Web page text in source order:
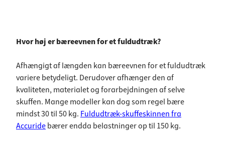
Hvor høj er bæreevnen for et fuldudtræk?
Afhængigt af længden kan bæreevnen for et fuldudtræk
variere betydeligt. Derudover afhænger den af
kvaliteten, materialet og forarbejdningen af selve
skuffen. Mange modeller kan dog som regel bære
mindst 30 til 50 kg.Fuldudtræk-skuffeskinnen fra
Accuridebærer endda belastninger op til 150 kg.